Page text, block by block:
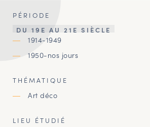
PÉRIODE
DU 19E AU 21E SIÈCLE
1914-1949
1950-nos jours
THÉMATIQUE
Art déco
LIEU ÉTUDIÉ